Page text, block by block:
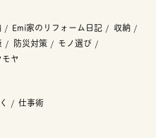
Emi家のリフォーム日記
収納
防災対策
モノ選び
ヤ
仕事術